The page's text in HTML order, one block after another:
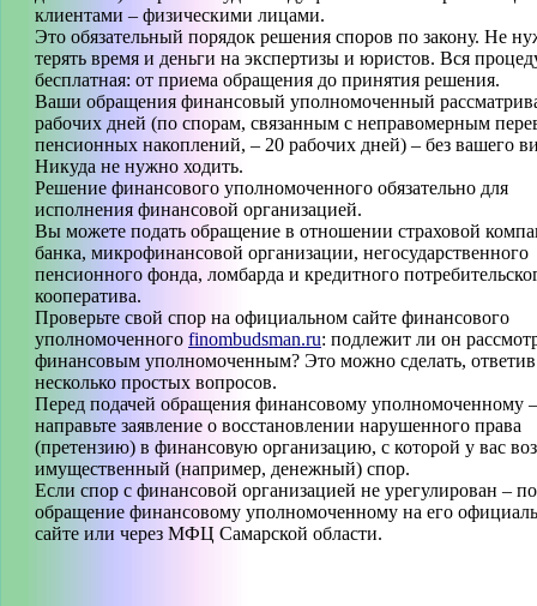
клиентами – физическими лицами.
Это обязательный порядок решения споров по закону. Не
терять время и деньги на экспертизы и юристов. Вся
бесплатная: от приема обращения до принятия решения.
Ваши обращения финансовый уполномоченный
рабочих дней (по спорам, связанным с неправомерным
пенсионных накоплений, – 20 рабочих дней) – без вашего
Никуда не нужно ходить.
Решение финансового уполномоченного обязательно для
исполнения финансовой организацией.
Вы можете подать обращение в отношении страховой
банка, микрофинансовой организации, негосударственного
пенсионного фонда, ломбарда и кредитного
кооператива.
Проверьте свой спор на официальном сайте финансового
уполномоченного finombudsman.ru: подлежит ли он
финансовым уполномоченным? Это можно сделать, ответив
несколько простых вопросов.
Перед подачей обращения финансовому уполномоченному –
направьте заявление о восстановлении нарушенного права
(претензию) в финансовую организацию, с которой у вас
имущественный (например, денежный) спор.
Если спор с финансовой организацией не урегулирован –
обращение финансовому уполномоченному на его
сайте или через МФЦ Самарской области.